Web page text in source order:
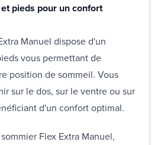
pieds pour un confort
Manuel dispose d'un
vous permettant de
position de sommeil. Vous
sur le dos, sur le ventre ou sur
d'un confort optimal.
Flex Extra Manuel,